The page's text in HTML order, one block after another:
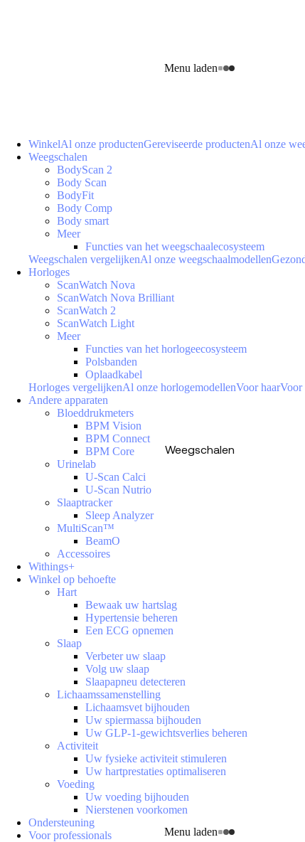
Menu laden
Weegschalen
Menu laden
WinkelAl onze productenGereviseerde productenAl onze
Weegschalen
BodyScan 2
Body Scan
BodyFit
Body Comp
Body smart
Meer
Functies van het weegschaalecosysteem
Weegschalen vergelijkenAl onze weegschaalmodellen
Horloges
ScanWatch Nova
ScanWatch Nova Brilliant
ScanWatch 2
ScanWatch Light
Meer
Functies van het horlogeecosysteem
Polsbanden
Oplaadkabel
Horloges vergelijkenAl onze horlogemodellenVoor haarVoor
Andere apparaten
Bloeddrukmeters
BPM Vision
BPM Connect
BPM Core
Urinelab
U-Scan Calci
U-Scan Nutrio
Slaaptracker
Sleep Analyzer
MultiScan™
BeamO
Accessoires
Withings+
Winkel op behoefte
Hart
Bewaak uw hartslag
Hypertensie beheren
Een ECG opnemen
Slaap
Verbeter uw slaap
Volg uw slaap
Slaapapneu detecteren
Lichaamssamenstelling
Lichaamsvet bijhouden
Uw spiermassa bijhouden
Uw GLP-1-gewichtsverlies beheren
Activiteit
Uw fysieke activiteit stimuleren
Uw hartprestaties optimaliseren
Voeding
Uw voeding bijhouden
Nierstenen voorkomen
Ondersteuning
Voor professionals